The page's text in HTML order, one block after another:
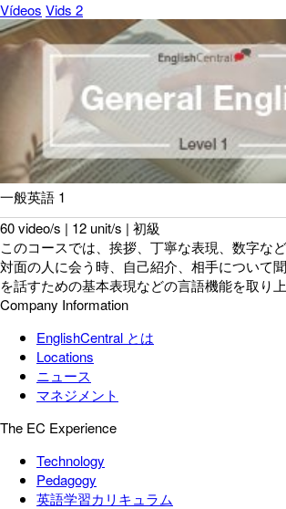
Vídeos Vids 2
一般英語 1
60 video/s | 12 unit/s | 初級
このコースでは、挨拶、丁寧な表現、数字な
対面の人に会う時、自己紹介、相手について
を話すための基本表現などの言語機能を取り
Company Information
EnglishCentral とは
Locations
ニュース
マネジメント
The EC Experience
Technology
Pedagogy
英語学習カリキュラム